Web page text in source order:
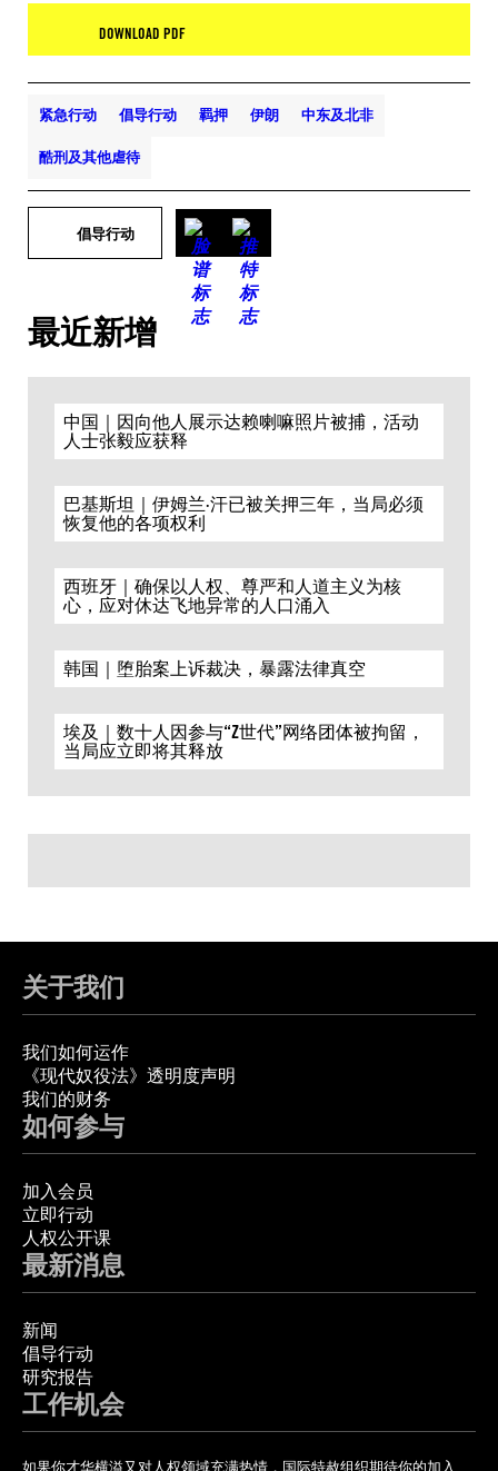
DOWNLOAD PDF
紧急行动 倡导行动 羁押 伊朗 中东及北非
酷刑及其他虐待
倡导行动
最近新增
中国｜因向他人展示达赖喇嘛照片被捕，活动
人士张毅应获释
巴基斯坦｜伊姆兰·汗已被关押三年，当局必须
恢复他的各项权利
西班牙｜确保以人权、尊严和人道主义为核
心，应对休达飞地异常的人口涌入
韩国｜堕胎案上诉裁决，暴露法律真空
埃及｜数十人因参与“Z世代”网络团体被拘留，
当局应立即将其释放
关于我们
我们如何运作
《现代奴役法》透明度声明
我们的财务
如何参与
加入会员
立即行动
人权公开课
最新消息
新闻
倡导行动
研究报告
工作机会
如果你才华横溢又对人权领域充满热情，国际特赦组织期待你的加入